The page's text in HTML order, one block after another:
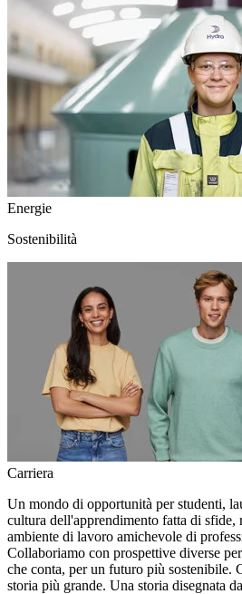
Energie
Sostenibilità
Carriera
Un mondo di opportunità per studenti,
cultura dell'apprendimento fatta di sfide,
ambiente di lavoro amichevole di
Collaboriamo con prospettive diverse
che conta, per un futuro più sostenibile.
storia più grande. Una storia disegnata